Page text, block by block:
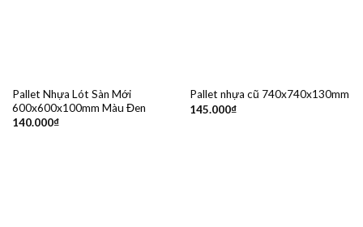
Pallet Nhựa Lót Sàn Mới
600x600x100mm Màu Đen
140.000₫
Pallet nhựa cũ 740x740x130mm
145.000₫